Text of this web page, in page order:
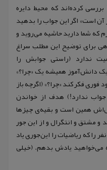
کرده‌اند که محیط دایره
است‌‌» اگر این جواب را بدهید
که شما دارید حاشیه می‌‌‌روید و
برای توضیح این مطلب سراغ
ندارد (‌راستی جوابش را
دانش‌آموز همیشه یک «‌چرا‌؟‌‌»
فکر کند «‌چرا‌؟‌‌» (‌اگر‌‌چه باز
ندارد‌‌!‌‌‌‌) هدف از خواندن
همین است و بقیه‌‌ی چیزها
و مشتق و انتگرال و از این جور
را که ریاضیات را این‌‌جوری یاد
می‌خواهید یادش بدهم‌‌. (خیلی